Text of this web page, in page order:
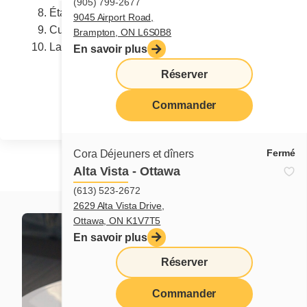
9045 Airport Road,
Brampton, ON L6S0B8
En savoir plus
Réserver
Commander
Cora Déjeuners et dîners Fermé
Alta Vista - Ottawa
(613) 523-2672
2629 Alta Vista Drive,
Ottawa, ON K1V7T5
En savoir plus
Réserver
Commander
Étaler cette préparation sur le premier mélange
Cuire au four 25 minutes.
Laisser refroidir et couper en barres.
Partager